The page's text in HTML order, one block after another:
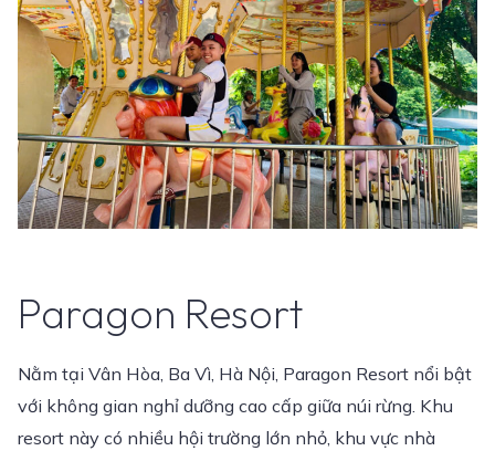
Paragon Resort
Nằm tại Vân Hòa, Ba Vì, Hà Nội, Paragon Resort nổi bật
với không gian nghỉ dưỡng cao cấp giữa núi rừng. Khu
resort này có nhiều hội trường lớn nhỏ, khu vực nhà